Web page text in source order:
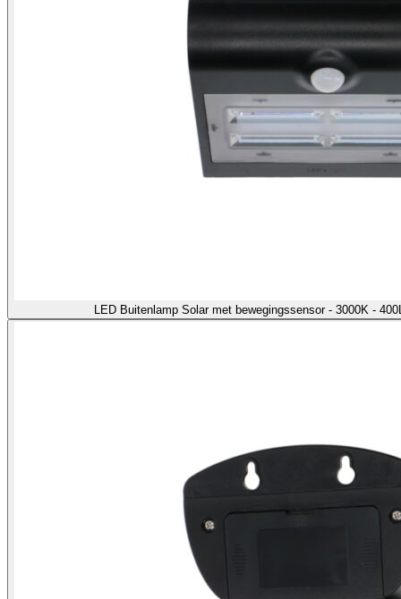
LED Buitenlamp Solar met bewegingssensor - 3000K -